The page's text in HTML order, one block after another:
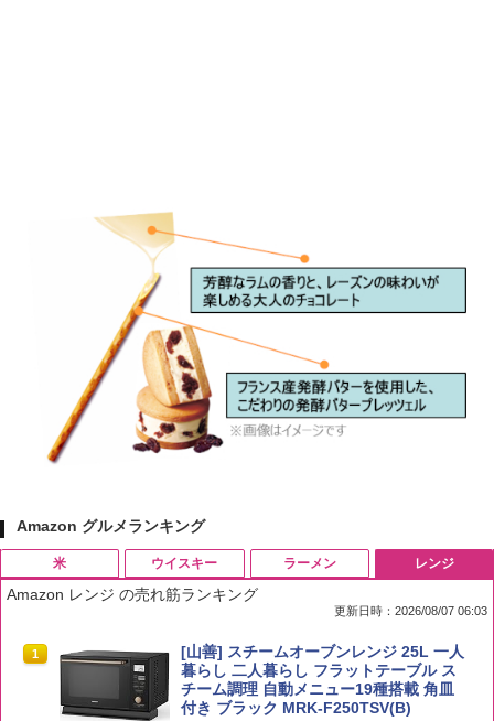
Amazon グルメランキング
米
1 by Amazon 国産ブレンド米 精米 5kg
￥2,650
ウイスキー
1
ブラックニッカ ニッカ Nikka ウィスキ
ー4000ml ブラックニッカクリア ウヰス
キー 【日本 アサヒ ウィスキー】 大容量
お得 4リットル
ラーメン
1
チキンラーメン どんぶり 85g×12個 日清
食品 インスタント カップ麺
￥1,939
レンジ
Amazon レンジ の売れ筋ランキング
更新日時：2026/08/07 06:03
1
[山善] スチームオーブンレンジ 25L 一人
暮らし 二人暮らし フラットテーブル ス
チーム調理 自動メニュー19種搭載 角皿
付き ブラック MRK-F250TSV(B)